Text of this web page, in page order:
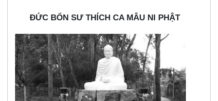
ĐỨC BỔN SƯ THÍCH CA MÂU NI PHẬT